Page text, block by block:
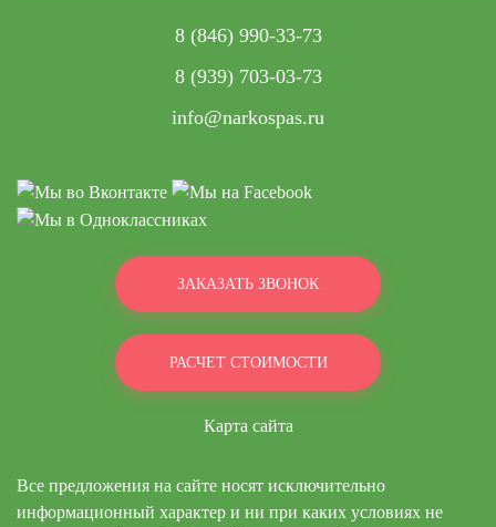
8 (846) 990-33-73
8 (939) 703-03-73
info@narkospas.ru
ЗАКАЗАТЬ ЗВОНОК
РАСЧЕТ СТОИМОСТИ
Карта сайта
Все предложения на сайте носят исключительно
информационный характер и ни при каких условиях не